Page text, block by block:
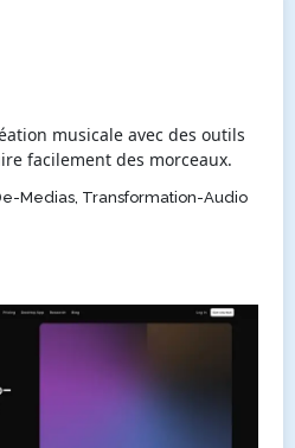
musicale avec des outils
facilement des morceaux.
Medias, Transformation-Audio